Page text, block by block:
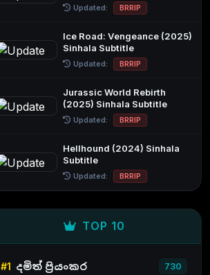
Updated: BRRIP
Ice Road: Vengeance (2025)
Sinhala Subtitle
Updated: BRRIP
Jurassic World Rebirth
(2025) Sinhala Subtitle
Updated: BRRIP
Hellhound (2024) Sinhala
Subtitle
Updated: BRRIP
TOP 10
#1 දමිත් ප්‍රියංකර 730